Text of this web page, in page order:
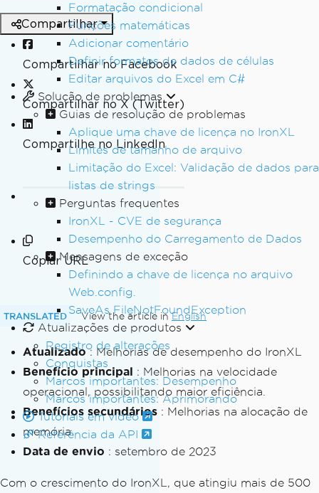
Formatação condicional
Funções matemáticas
Adicionar comentário
Definir formatos de dados de células
Editar arquivos do Excel em C#
Solução de problemas
Guias de resolução de problemas
Aplique uma chave de licença no IronXL
Limites de tamanho de arquivo
Limitação do Excel: Validação de dados para
listas de strings
Perguntas frequentes
IronXL - CVE de segurança
Desempenho do Carregamento de Dados
Mensagens de exceção
Definindo a chave de licença no arquivo
Web.config.
SaveAs FileNotFoundException
Atualizações de produtos
Registro de alterações
Conquistas
Marcos importantes: Desempenho
Marcos importantes: Aprimorando
Tutoriais em vídeo
Referência da API
Compartilhar
Compartilhar no Facebook
Compartilhar no X (Twitter)
Compartilhe no LinkedIn
Copiar URL
TRANSLATED View the article inEnglish
Atualizado: Melhorias de desempenho do IronXL
Benefício principal : Melhorias na velocidade
operacional, possibilitando maior eficiência.
Benefícios secundários : Melhorias na alocação de
memória.
Data de envio : setembro de 2023
Com o crescimento do IronXL, que atingiu mais de 500